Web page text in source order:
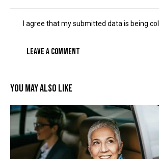
I agree that my submitted data is being
YOU MAY ALSO LIKE